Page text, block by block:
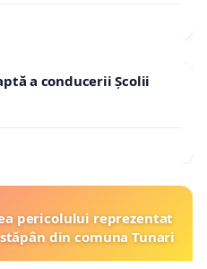
a conducerii Școlii
pericolului reprezentat
din comuna Tunari